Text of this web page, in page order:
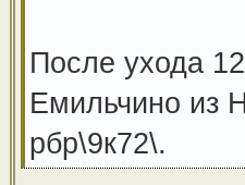
После ухода
Емильчино из
рбр\9к72\.